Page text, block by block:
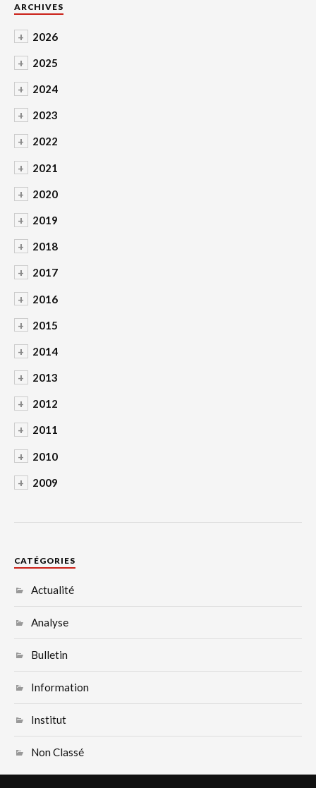
ARCHIVES
+ 2026
+ 2025
+ 2024
+ 2023
+ 2022
+ 2021
+ 2020
+ 2019
+ 2018
+ 2017
+ 2016
+ 2015
+ 2014
+ 2013
+ 2012
+ 2011
+ 2010
+ 2009
CATÉGORIES
Actualité
Analyse
Bulletin
Information
Institut
Non Classé